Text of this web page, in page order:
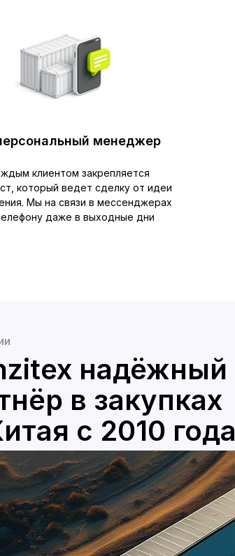
менеджер
клиентом закрепляется
который ведет сделку от идеи
Мы на связи в мессенджерах
даже в выходные дни
надёжный
в закупках
с 2010 года